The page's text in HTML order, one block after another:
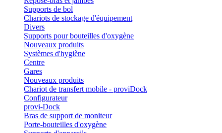
Supports de bol
Chariots de stockage d'équipement
Divers
Supports pour bouteilles d'oxygène
Nouveaux produits
Systèmes d'hygiène
Centre
Gares
Nouveaux produits
Chariot de transfert mobile - proviDock
Configurateur
provi-Dock
Bras de support de moniteur
Porte-bouteilles d'oxygène